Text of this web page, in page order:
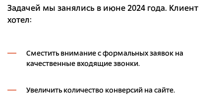
Задачей мы занялись в июне 2024 года. Клиент
хотел:
Сместить внимание с формальных заявок на
качественные входящие звонки.
Увеличить количество конверсий на сайте.